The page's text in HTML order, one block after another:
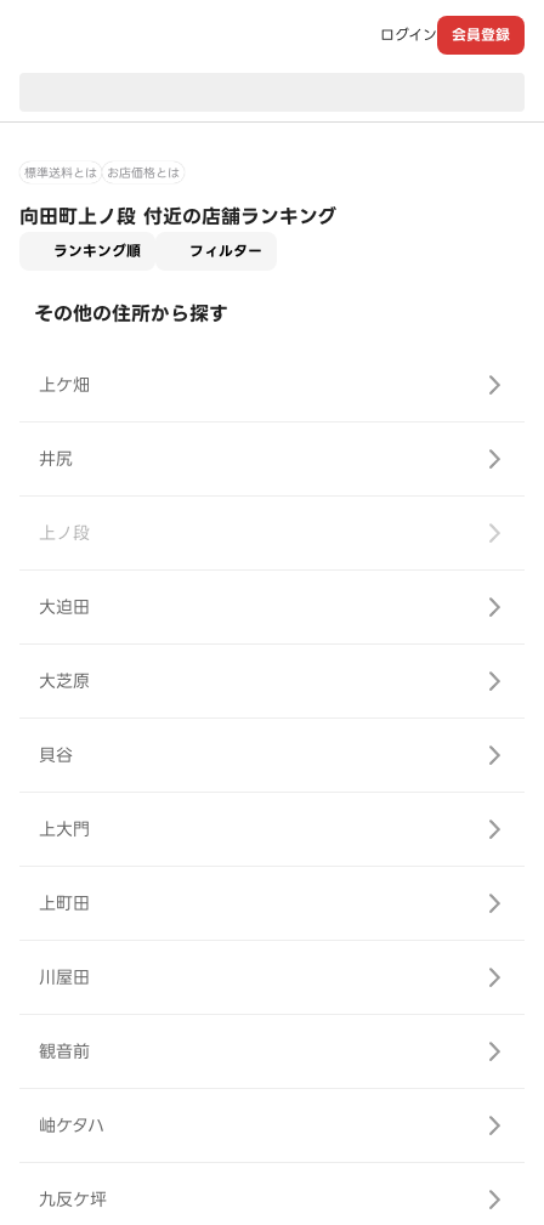
ログイン 会員登録
標準送料とは お店価格とは
向田町上ノ段 付近の店舗ランキング
ランキング順 フィルター
その他の住所から探す
上ケ畑
井尻
上ノ段
大迫田
大芝原
貝谷
上大門
上町田
川屋田
観音前
岫ケタハ
九反ケ坪